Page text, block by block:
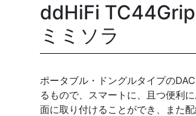
ddHiFi
ミミソラ
ポータブル・ドングルタイプの
るもので、スマートに、且つ便利
面に取り付けることができ、また